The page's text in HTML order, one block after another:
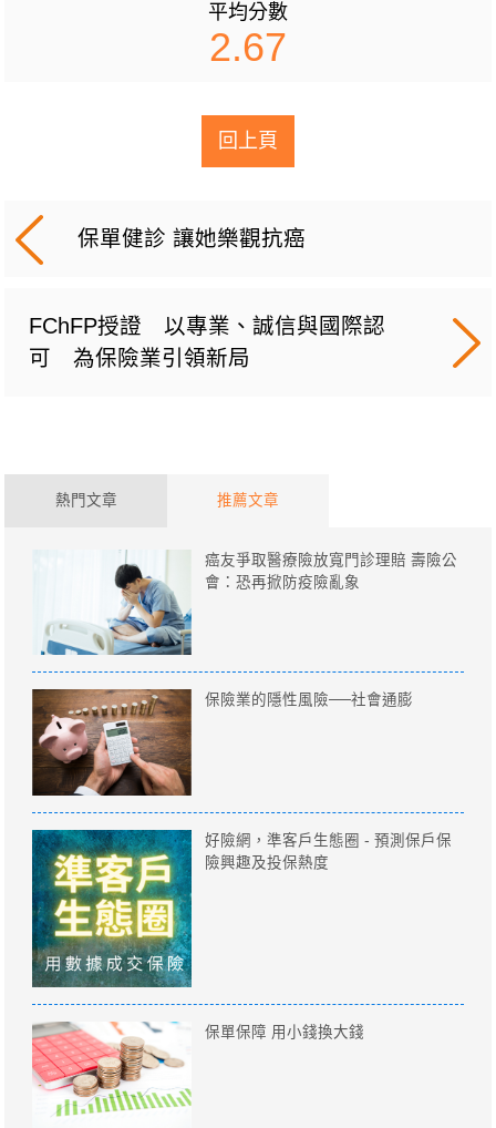
平均分數
2.67
回上頁
保單健診 讓她樂觀抗癌
FChFP授證 以專業、誠信與國際認
可 為保險業引領新局
熱門文章 推薦文章
癌友爭取醫療險放寬門診理賠 壽險公
會：恐再掀防疫險亂象
保險業的隱性風險──社會通膨
好險網，準客戶生態圈 - 預測保戶保
險興趣及投保熱度
保單保障 用小錢換大錢